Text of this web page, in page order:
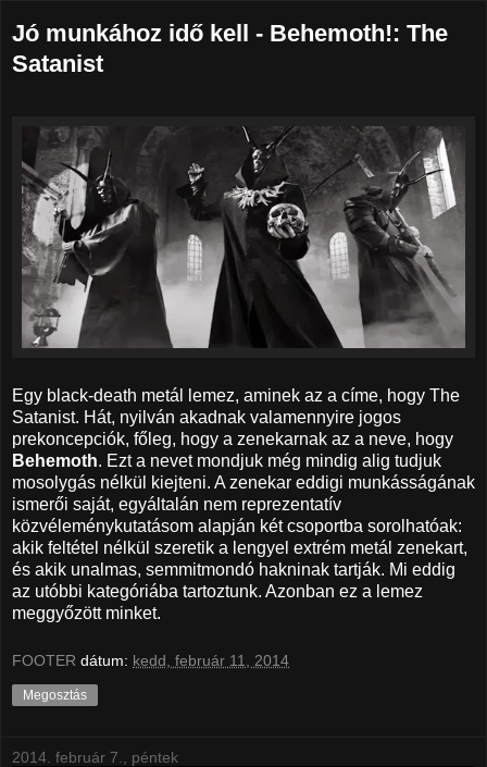
Jó munkához idő kell - Behemoth!: The
Satanist
Egy black-death metál lemez, aminek az a címe, hogy The
Satanist. Hát, nyilván akadnak valamennyire jogos
prekoncepciók, főleg, hogy a zenekarnak az a neve, hogy
Behemoth. Ezt a nevet mondjuk még mindig alig tudjuk
mosolygás nélkül kiejteni. A zenekar eddigi munkásságának
ismerői saját, egyáltalán nem reprezentatív
közvéleménykutatásom alapján két csoportba sorolhatóak:
akik feltétel nélkül szeretik a lengyel extrém metál zenekart,
és akik unalmas, semmitmondó hakninak tartják. Mi eddig
az utóbbi kategóriába tartoztunk. Azonban ez a lemez
meggyőzött minket.
FOOTER dátum: kedd, február 11, 2014
Megosztás
2014. február 7., péntek